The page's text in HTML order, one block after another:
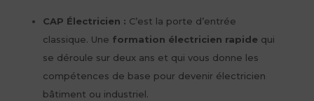
CAP Électricien : C’est la porte d’entrée
classique. Une formation électricien rapide qui
se déroule sur deux ans et qui vous donne les
compétences de base pour devenir électricien
bâtiment ou industriel.